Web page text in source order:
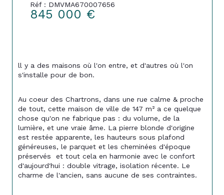
Réf : DMVMA670007656
845 000 €
ll y a des maisons où l'on entre, et d'autres où l'on
s'installe pour de bon.
Au coeur des Chartrons, dans une rue calme & proche
de tout, cette maison de ville de 147 m² a ce quelque
chose qu'on ne fabrique pas : du volume, de la
lumière, et une vraie âme. La pierre blonde d'origine
est restée apparente, les hauteurs sous plafond
généreuses, le parquet et les cheminées d'époque
préservés
et tout cela en harmonie avec le confort
d'aujourd'hui : double vitrage, isolation récente. Le
charme de l'ancien, sans aucune de ses contraintes.